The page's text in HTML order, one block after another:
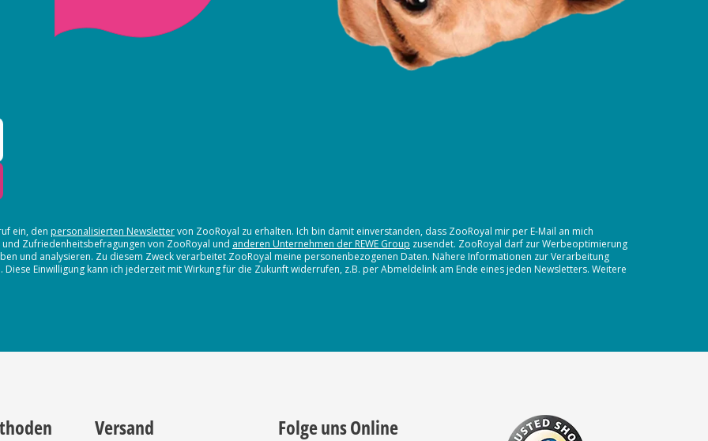
ein, den personalisierten Newslettervon ZooRoyal zu erhalten. Ich bin damit einverstanden, dass ZooRoyal mir per E-Mail an mich
Zufriedenheitsbefragungen von ZooRoyal und anderen Unternehmen der REWE Group zusendet. ZooRoyal darf zur Werbeoptimierung
und analysieren. Zu diesem Zweck verarbeitet ZooRoyal meine personenbezogenen Daten. Nähere Informationen zur Verarbeitung
Einwilligung kann ich jederzeit mit Wirkung für die Zukunft widerrufen, z.B. per Abmeldelink am Ende eines jeden Newsletters. Weitere
Versand Folge uns Online